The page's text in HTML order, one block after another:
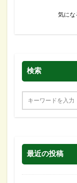
気にな
検索
最近の投稿